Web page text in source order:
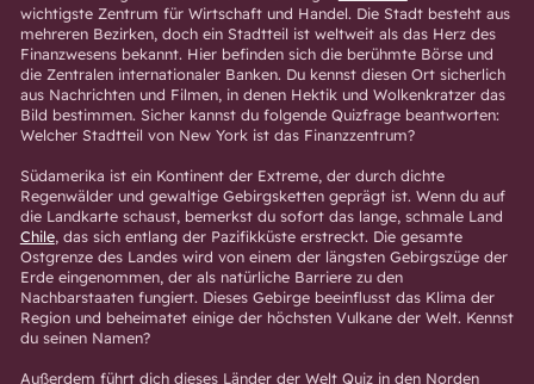
wichtigste Zentrum für Wirtschaft und Handel. Die Stadt besteht aus
mehreren Bezirken, doch ein Stadtteil ist weltweit als das Herz des
Finanzwesens bekannt. Hier befinden sich die berühmte Börse und
die Zentralen internationaler Banken. Du kennst diesen Ort sicherlich
aus Nachrichten und Filmen, in denen Hektik und Wolkenkratzer das
Bild bestimmen. Sicher kannst du folgende Quizfrage beantworten:
Welcher Stadtteil von New York ist das Finanzzentrum?
Südamerika ist ein Kontinent der Extreme, der durch dichte
Regenwälder und gewaltige Gebirgsketten geprägt ist. Wenn du auf
die Landkarte schaust, bemerkst du sofort das lange, schmale Land
Chile, das sich entlang der Pazifikküste erstreckt. Die gesamte
Ostgrenze des Landes wird von einem der längsten Gebirgszüge der
Erde eingenommen, der als natürliche Barriere zu den
Nachbarstaaten fungiert. Dieses Gebirge beeinflusst das Klima der
Region und beheimatet einige der höchsten Vulkane der Welt. Kennst
du seinen Namen?
Außerdem führt dich dieses Länder der Welt Quiz in den Norden